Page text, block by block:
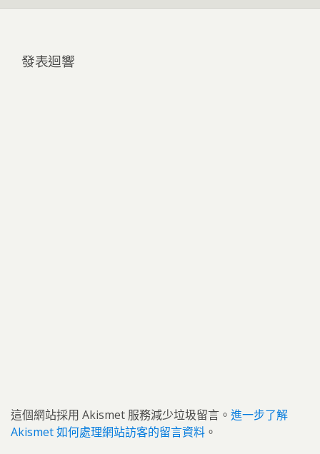
發表迴響
這個網站採用 Akismet 服務減少垃圾留言。 進一步了解
Akismet 如何處理網站訪客的留言資料 。